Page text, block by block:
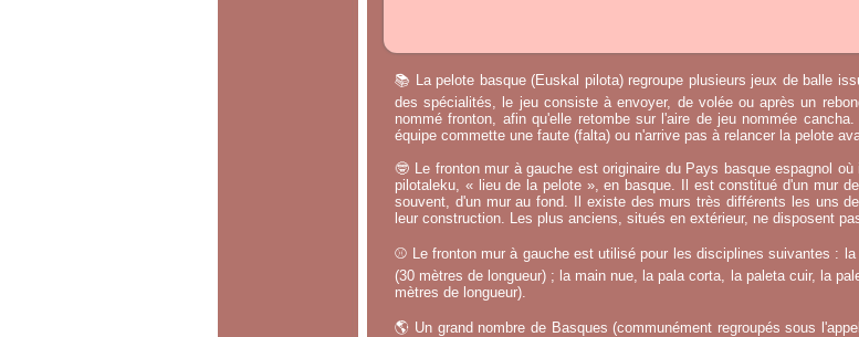
📚 La pelote basque (Euskal pilota) regroupe plusieurs jeux de balle
des spécialités, le jeu consiste à envoyer, de volée ou après un
nommé fronton, afin qu'elle retombe sur l'aire de jeu nommée
équipe commette une faute (falta) ou n'arrive pas à relancer la pelote
🤓 Le fronton mur à gauche est originaire du Pays basque espagnol
pilotaleku, « lieu de la pelote », en basque. Il est constitué d'un mur
souvent, d'un mur au fond. Il existe des murs très différents les uns
leur construction. Les plus anciens, situés en extérieur, ne disposent
⚾ Le fronton mur à gauche est utilisé pour les disciplines suivantes :
(30 mètres de longueur) ; la main nue, la pala corta, la paleta cuir, la
mètres de longueur).
🌎 Un grand nombre de Basques (communément regroupés sous